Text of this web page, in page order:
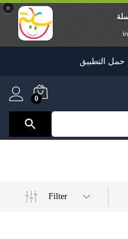
×
حمل التطبيق
0
Filter